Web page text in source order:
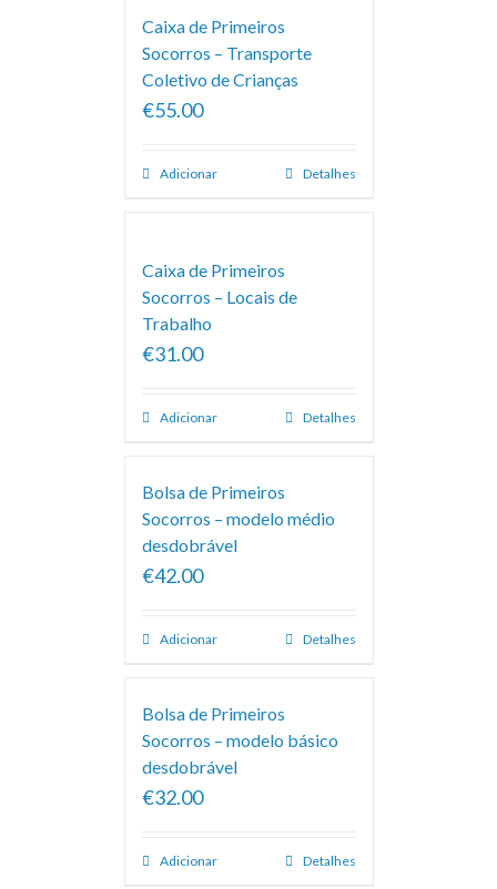
Caixa de Primeiros
Socorros – Transporte
Coletivo de Crianças
€55.00
Adicionar Detalhes
Caixa de Primeiros
Socorros – Locais de
Trabalho
€31.00
Adicionar Detalhes
Bolsa de Primeiros
Socorros – modelo médio
desdobrável
€42.00
Adicionar Detalhes
Bolsa de Primeiros
Socorros – modelo básico
desdobrável
€32.00
Adicionar Detalhes